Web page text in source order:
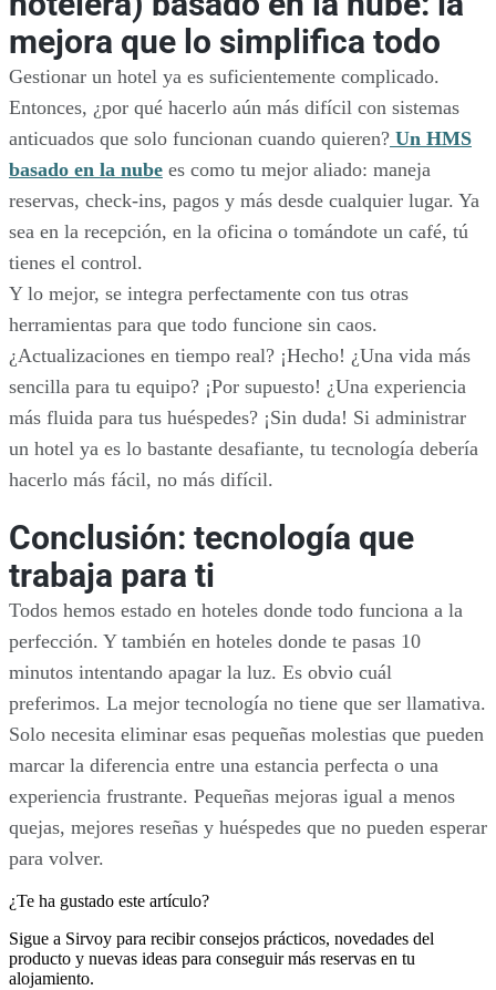
mejora que lo simplifica todo
Gestionar un hotel ya es suficientemente complicado.
Entonces, ¿por qué hacerlo aún más difícil con sistemas
anticuados que solo funcionan cuando quieren? Un HMS
basado en la nube es como tu mejor aliado: maneja
reservas, check-ins, pagos y más desde cualquier lugar. Ya
sea en la recepción, en la oficina o tomándote un café, tú
tienes el control.
Y lo mejor, se integra perfectamente con tus otras
herramientas para que todo funcione sin caos.
¿Actualizaciones en tiempo real? ¡Hecho! ¿Una vida más
sencilla para tu equipo? ¡Por supuesto! ¿Una experiencia
más fluida para tus huéspedes? ¡Sin duda! Si administrar
un hotel ya es lo bastante desafiante, tu tecnología debería
hacerlo más fácil, no más difícil.
Conclusión: tecnología que
trabaja para ti
Todos hemos estado en hoteles donde todo funciona a la
perfección. Y también en hoteles donde te pasas 10
minutos intentando apagar la luz. Es obvio cuál
preferimos. La mejor tecnología no tiene que ser llamativa.
Solo necesita eliminar esas pequeñas molestias que pueden
marcar la diferencia entre una estancia perfecta o una
experiencia frustrante. Pequeñas mejoras igual a menos
quejas, mejores reseñas y huéspedes que no pueden esperar
para volver.
¿Te ha gustado este artículo?
Sigue a Sirvoy para recibir consejos prácticos, novedades del
producto y nuevas ideas para conseguir más reservas en tu
alojamiento.